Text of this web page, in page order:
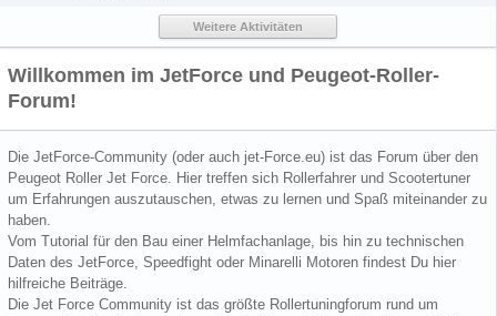
Weitere Aktivitäten
Willkommen im JetForce und Peugeot-Roller-
Forum!
Die JetForce-Community (oder auch jet-Force.eu) ist das Forum über den
Peugeot Roller Jet Force. Hier treffen sich Rollerfahrer und Scootertuner
um Erfahrungen auszutauschen, etwas zu lernen und Spaß miteinander zu
haben.
Vom Tutorial für den Bau einer Helmfachanlage, bis hin zu technischen
Daten des JetForce, Speedfight oder Minarelli Motoren findest Du hier
hilfreiche Beiträge.
Die Jet Force Community ist das größte Rollertuningforum rund um